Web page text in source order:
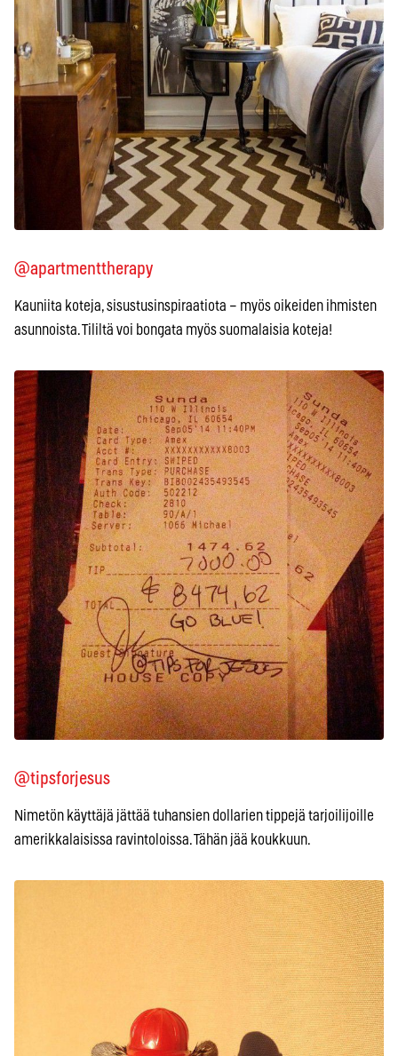
@apartmenttherapy
Kauniita koteja, sisustusinspiraatiota – myös oikeiden ihmisten
asunnoista. Tililtä voi bongata myös suomalaisia koteja!
@tipsforjesus
Nimetön käyttäjä jättää tuhansien dollarien tippejä tarjoilijoille
amerikkalaisissa ravintoloissa. Tähän jää koukkuun.